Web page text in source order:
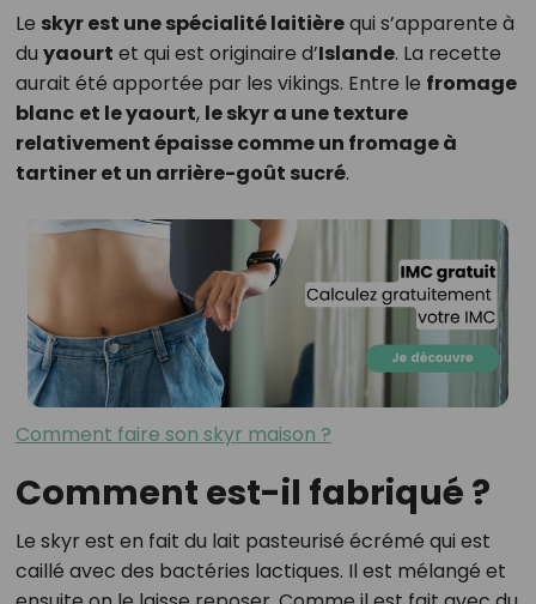
Le skyr est une spécialité laitièrequi s’apparente à
du yaourt et qui est originaire d’Islande. La recette
aurait été apportée par les vikings. Entre le fromage
blanc et le yaourt, le skyr a une texture
relativement épaisse comme un fromage à
tartiner et un arrière-goût sucré.
Comment faire son skyr maison ?
Comment est-il fabriqué ?
Le skyr est en fait du lait pasteurisé écrémé qui est
caillé avec des bactéries lactiques. Il est mélangé et